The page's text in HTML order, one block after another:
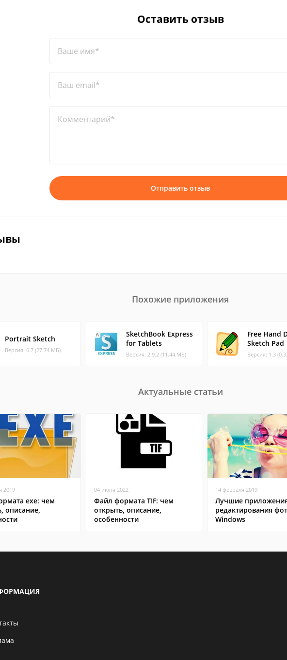
Оставить отзыв
Ваше имя*
Ваш email*
Комментарий*
Отправить отзыв
Похожие приложения
Portrait Sketch
Версия: 6.7 (27.74 МБ)
SketchBook Express
for Tablets
Версия: 2.9.2 (11.44 МБ)
Free Hand
Sketch Pad
Версия: 1.3
Актуальные статьи
2019
exe: чем
описание,
04 июня 2022
Файл формата TIF: чем
открыть, описание,
особенности
14 февраля 2019
Лучшие
редактирования
Windows